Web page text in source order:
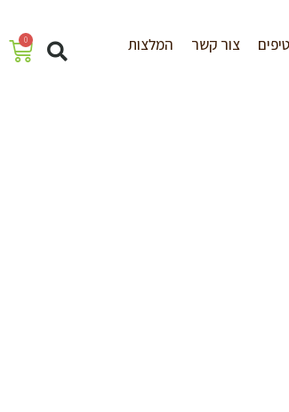
טיפים צור קשר המלצות 0